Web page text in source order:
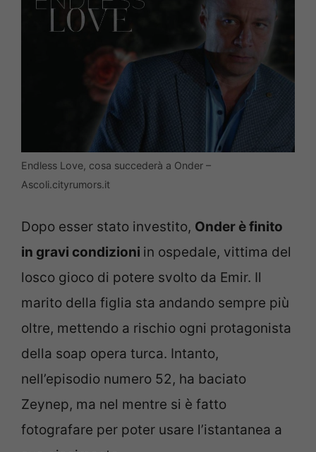
Endless Love, cosa succederà a Onder –
Ascoli.cityrumors.it
Dopo esser stato investito, Onder è finito
in gravi condizioni in ospedale, vittima del
losco gioco di potere svolto da Emir. Il
marito della figlia sta andando sempre più
oltre, mettendo a rischio ogni protagonista
della soap opera turca. Intanto,
nell’episodio numero 52, ha baciato
Zeynep, ma nel mentre si è fatto
fotografare per poter usare l’istantanea a